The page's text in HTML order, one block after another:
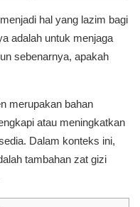
hal yang lazim bagi
adalah untuk menjaga
sebenarnya, apakah
merupakan bahan
atau meningkatkan
Dalam konteks ini,
tambahan zat gizi